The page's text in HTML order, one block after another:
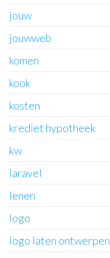
jouw
jouwweb
komen
kook
kosten
krediet hypotheek
kw
laravel
lenen
logo
logo laten ontwerpen